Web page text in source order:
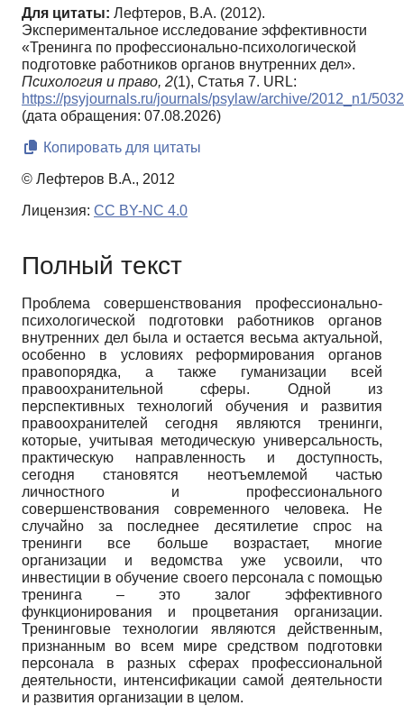
Для цитаты: Лефтеров, В.А. (2012).
Экспериментальное исследование эффективности
«Тренинга по профессионально-психологической
подготовке работников органов внутренних дел».
Психология и право, 2(1), Статья 7. URL:
https://psyjournals.ru/journals/psylaw/archive/2012_n1/
(дата обращения: 07.08.2026)
Копировать для цитаты
© Лефтеров В.А., 2012
Лицензия: CC BY-NC 4.0
Полный текст
Проблема совершенствования профессионально-
психологической подготовки работников органов
внутренних дел была и остается весьма актуальной,
особенно в условиях реформирования органов
правопорядка, а также гуманизации всей
правоохранительной сферы. Одной из
перспективных технологий обучения и развития
правоохранителей сегодня являются тренинги,
которые, учитывая методическую универсальность,
практическую направленность и доступность,
сегодня становятся неотъемлемой частью
личностного и профессионального
совершенствования современного человека. Не
случайно за последнее десятилетие спрос на
тренинги все больше возрастает, многие
организации и ведомства уже усвоили, что
инвестиции в обучение своего персонала с помощью
тренинга – это залог эффективного
функционирования и процветания организации.
Тренинговые технологии являются действенным,
признанным во всем мире средством подготовки
персонала в разных сферах профессиональной
деятельности, интенсификации самой деятельности
и развития организации в целом.